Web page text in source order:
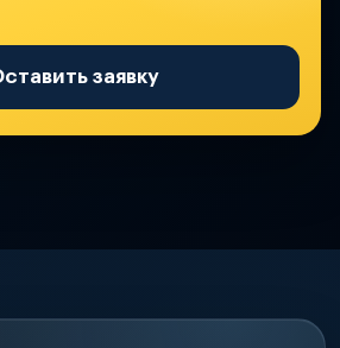
заявку